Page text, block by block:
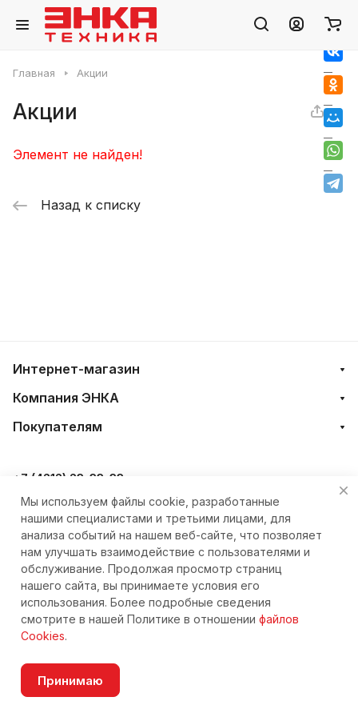
Главная Акции
Акции
Элемент не найден!
Назад к списку
Интернет-магазин
Компания ЭНКА
Покупателям
+7 (4212) 23-33-33
eshop@nkteh.ru
© 2026 Интернет-магазин ЭНКА техника
Согласие на обработку персональных данных
Мы используем файлы cookie, разработанные
нашими специалистами и третьими лицами, для
анализа событий на нашем веб-сайте, что позволяет
нам улучшать взаимодействие с пользователями и
обслуживание. Продолжая просмотр страниц
нашего сайта, вы принимаете условия его
использования. Более подробные сведения
смотрите в нашей Политике в отношении файлов
Cookies.
Принимаю